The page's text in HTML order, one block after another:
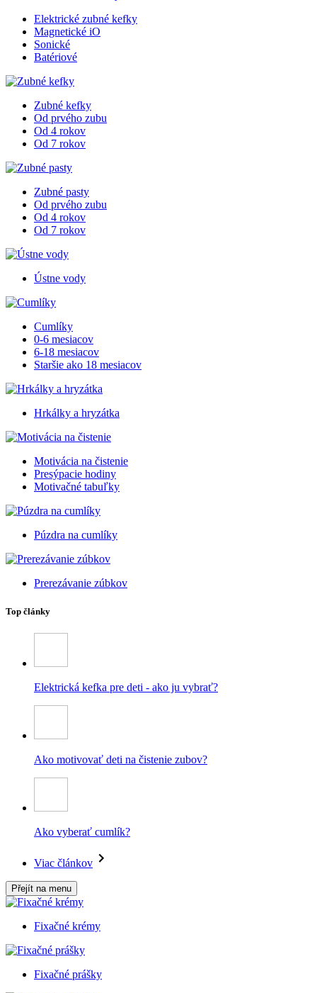
Elektrické zubné kefky
Magnetické iO
Sonické
Batériové
Zubné kefky
Od prvého zubu
Od 4 rokov
Od 7 rokov
Zubné pasty
Od prvého zubu
Od 4 rokov
Od 7 rokov
Ústne vody
Cumlíky
0-6 mesiacov
6-18 mesiacov
Staršie ako 18 mesiacov
Hrkálky a hryzátka
Motivácia na čistenie
Presýpacie hodiny
Motivačné tabuľky
Púzdra na cumlíky
Prerezávanie zúbkov
Top články
Elektrická kefka pre deti - ako ju vybrať?
Ako motivovať deti na čistenie zubov?
Ako vyberať cumlík?
Viac článkov
Přejít na menu
Fixačné krémy
Fixačné prášky